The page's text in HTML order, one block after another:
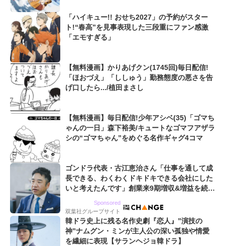
「ハイキュー!! おせち2027」の予約がスター
ト!“春高”を見事表現した三段重にファン感激
「エモすぎる」
【無料漫画】かりあげクン(1745回)毎日配信!
「ほおづえ」「ししゅう」勤務態度の悪さを告
げ口したら.../植田まさし
【無料漫画】毎日配信!少年アシベ(35)「ゴマち
ゃんの一日」森下裕美/キュートなゴマフアザラ
シの“ゴマちゃん”をめぐる名作ギャグ4コマ
ゴンドラ代表・古江恵治さん「仕事を通して成
長できる、わくわくドキドキできる会社にした
いと考えたんです」創業来9期増収&増益を続け
Sponsored
双葉社グループサイト
韓ドラ史上に残る名作史劇『恋人』”演技の
神”ナムグン・ミンが主人公の深い孤独や情愛
を繊細に表現【サランヘジョ韓ドラ】